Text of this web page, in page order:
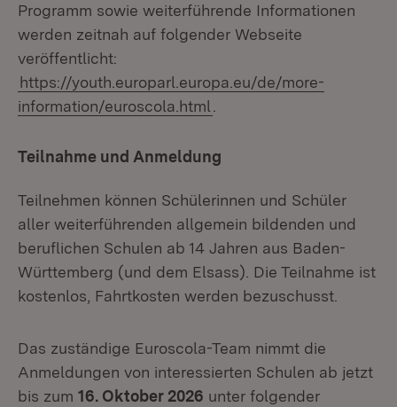
Programm sowie weiterführende Informationen
werden zeitnah auf folgender Webseite
veröffentlicht:
https://youth.europarl.europa.eu/de/more-
information/euroscola.html
Teilnahme und Anmeldung
Teilnehmen können Schülerinnen und Schüler
aller weiterführenden allgemein bildenden und
beruflichen Schulen ab 14 Jahren aus Baden-
Württemberg (und dem Elsass). Die Teilnahme ist
kostenlos, Fahrtkosten werden bezuschusst.
Das zuständige Euroscola-Team nimmt die
Anmeldungen von interessierten Schulen ab jetzt
bis zum 16. Oktober 2026 unter folgender